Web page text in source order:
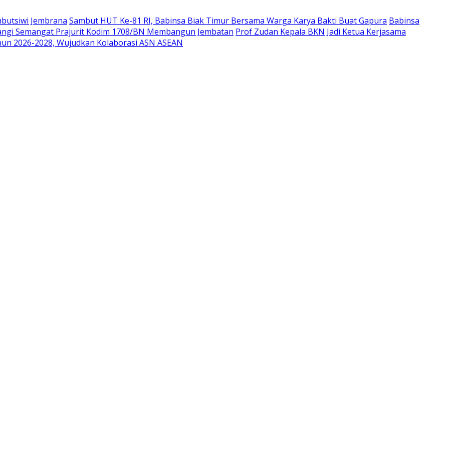
Jembrana Sambut HUT Ke-81 RI, Babinsa Biak Timur Bersama Warga Karya Bakti Buat Gapura Babinsa
Semangat Prajurit Kodim 1708/BN Membangun Jembatan Prof Zudan Kepala BKN Jadi Ketua Kerjasama
2026-2028, Wujudkan Kolaborasi ASN ASEAN